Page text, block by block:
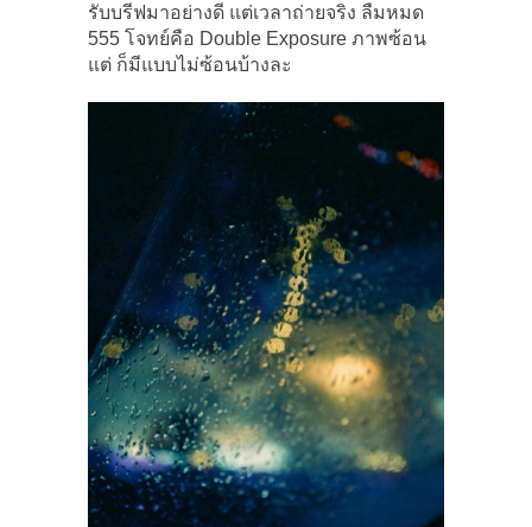
รับบรีฟมาอย่างดี แต่เวลาถ่ายจริง ลืมหมด
555 โจทย์คือ Double Exposure ภาพซ้อน
แต่ ก็มีแบบไม่ซ้อนบ้างละ